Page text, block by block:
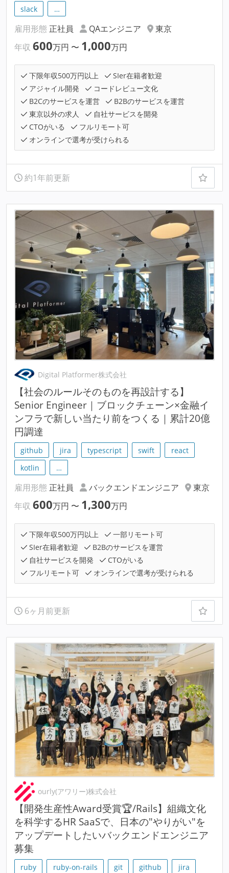
slack …
雇用形態 正社員 QAエンジニア
東京
年収 600万円 〜 1,000万円
下限年収500万円以上
SIer在籍者歓迎
アジャイル開発
コードレビュー文化
B2Cのサービスを運営
B2Bのサービスを運営
東京以外の求人
自社サービスを開発
CTOがいる
フルリモート可
オンラインで選考が受けられる
約1年前更新
Digital Platformer株式会社
【社会のルールそのものを再設計する】
Senior Engineer｜ブロックチェーン×金融イ
ンフラで新しい当たり前をつくる｜累計20億
円調達
github jira typescript swift
react
kotlin
…
雇用形態 正社員 バックエンドエンジニア
東京
年収 600万円 〜 1,300万円
下限年収500万円以上
一部リモート可
SIer在籍者歓迎
B2Bのサービスを運営
自社サービスを開発
CTOがいる
フルリモート可
オンラインで選考が受けられる
6ヶ月前更新
ourly(アワリー)株式会社
【開発生産性Award受賞🏆/Rails】組織文化
を科学するHR SaaSで、日本の"やりがい"を
アップデートしたいバックエンドエンジニア
募集
ruby ruby-on-rails git github
jira